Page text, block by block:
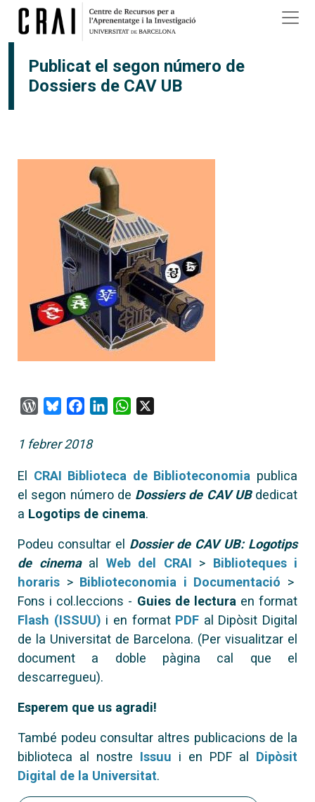
Vés al contingut
Publicat el segon número de
Dossiers de CAV UB
WordPress
BlueskyFacebook
LinkedInWhatsApp
1 febrer 2018
El CRAI Biblioteca de Biblioteconomia publica
el segon número de Dossiers de CAV UBdedicat
a Logotips de cinema.
Podeu consultar el Dossier de CAV UB: Logotips
de cinema al Web del CRAI > Biblioteques i
horaris > Biblioteconomia i Documentació >
Fons i col.leccions - Guies de lectura en format
Flash (ISSUU) i en format PDF al Dipòsit Digital
de la Universitat de Barcelona. (Per visualitzar el
document a doble pàgina cal que el
descarregueu).
Esperem que us agradi!
També podeu consultar altres publicacions de la
biblioteca al nostre Issuu i en PDF al Dipòsit
Digital de la Universitat.